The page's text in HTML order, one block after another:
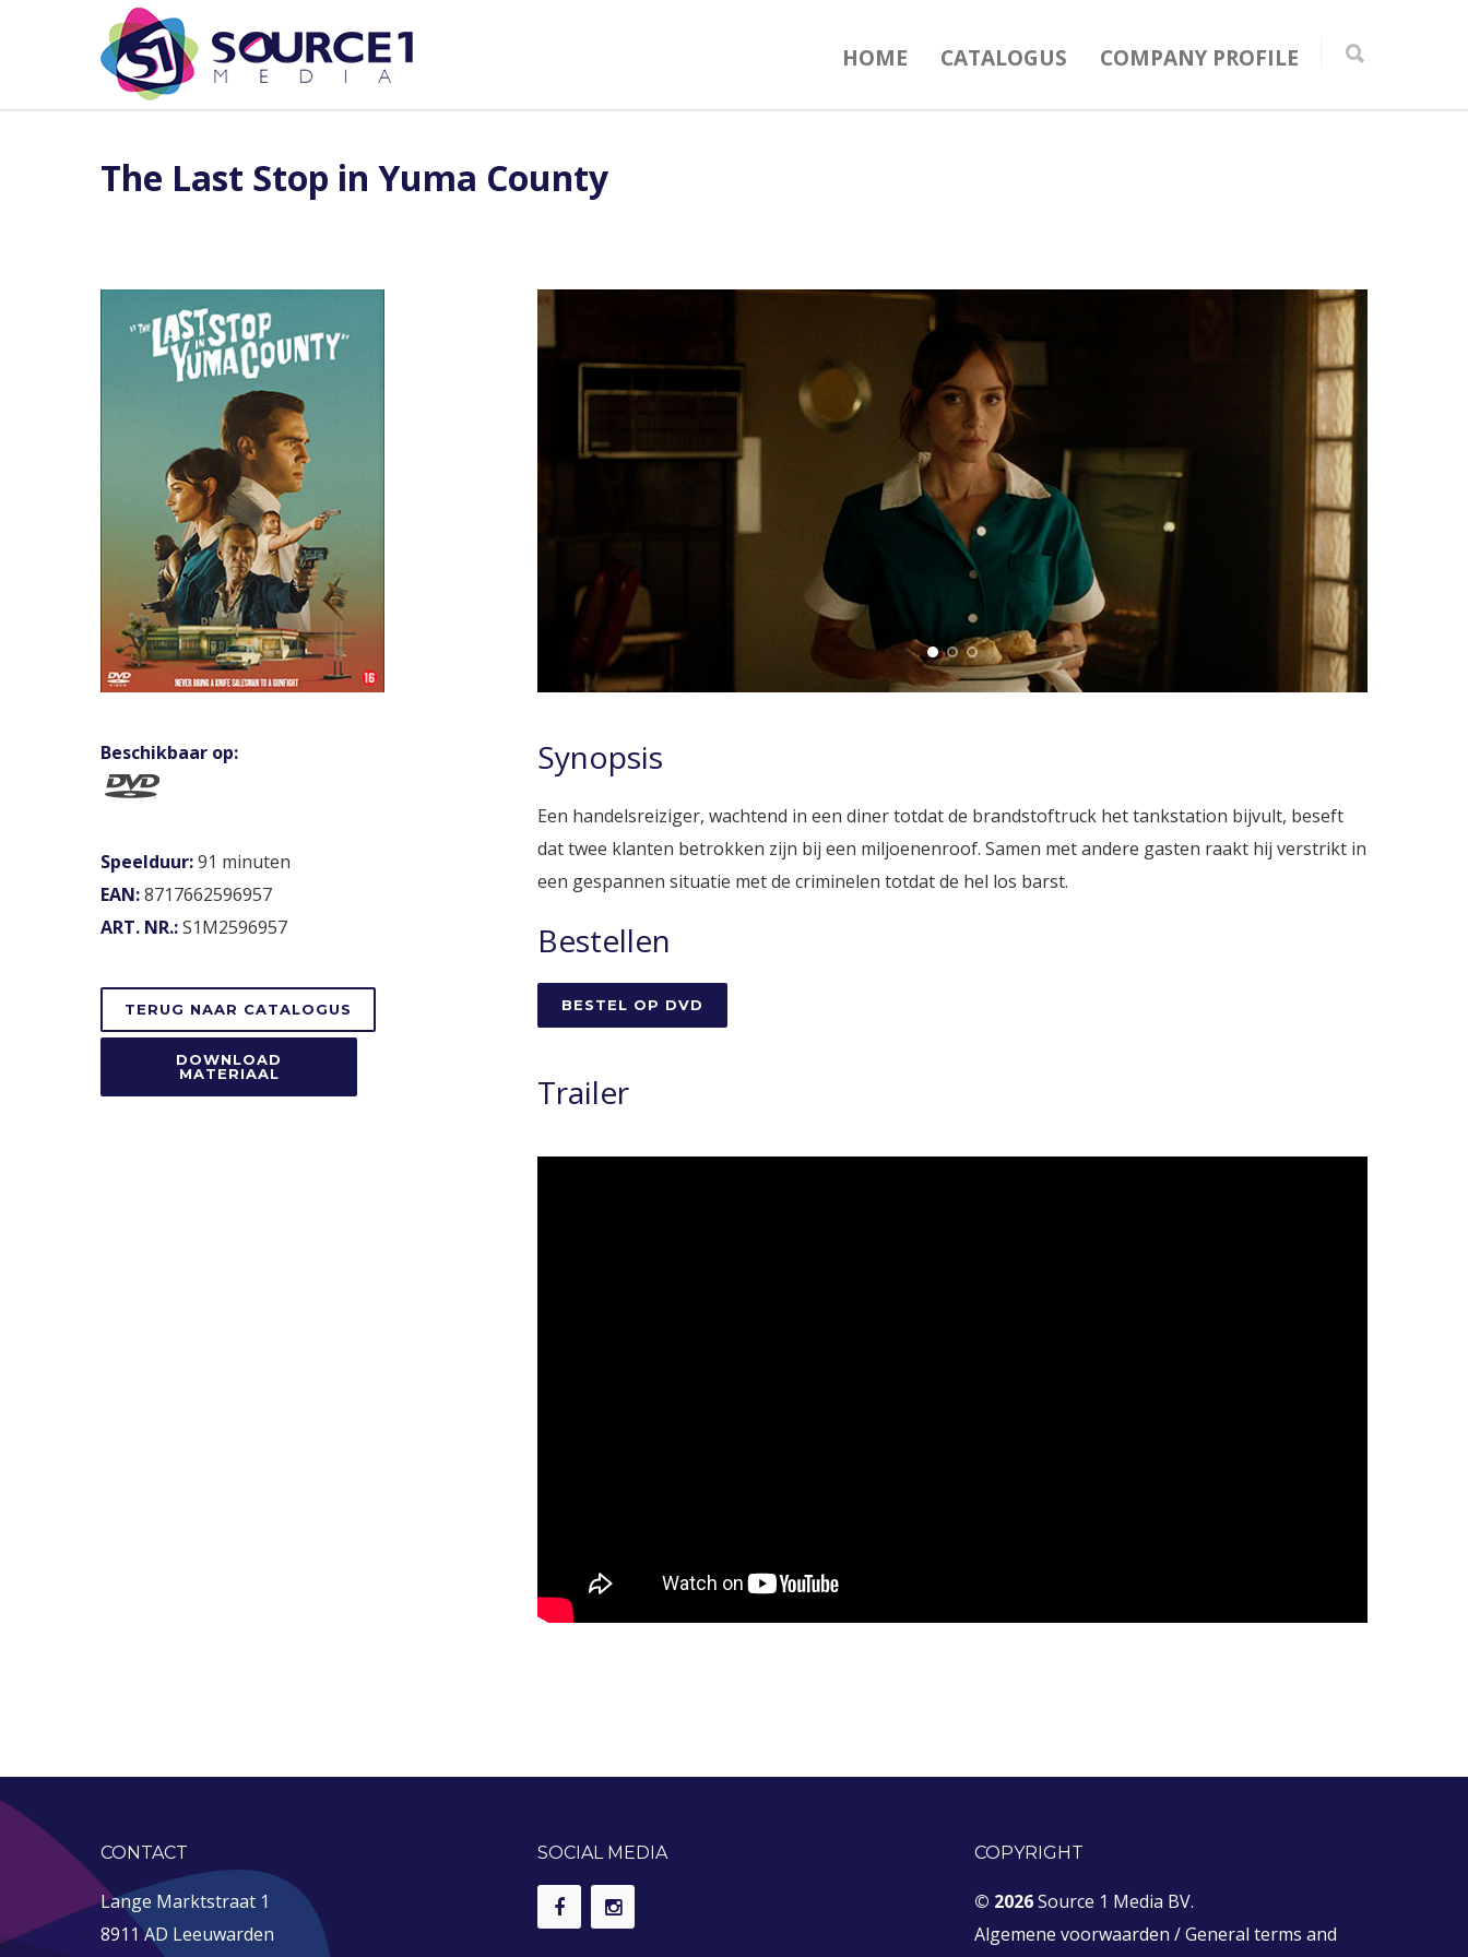
HOME CATALOGUS COMPANY PROFILE
The Last Stop in Yuma County
Beschikbaar op:
Speelduur:91 minuten
EAN:8717662596957
ART. NR.:S1M2596957
TERUG NAAR CATALOGUS
DOWNLOAD
MATERIAAL
Synopsis
Een handelsreiziger, wachtend in een diner totdat de brandstoftruck het tankstation bijvult, beseft
dat twee klanten betrokken zijn bij een miljoenenroof. Samen met andere gasten raakt hij verstrikt in
een gespannen situatie met de criminelen totdat de hel los barst.
Bestellen
BESTEL OP DVD
Trailer
CONTACT
Lange Marktstraat 1
8911 AD Leeuwarden
SOCIAL MEDIA COPYRIGHT
© 2026Source 1 Media BV.
Algemene voorwaarden /General terms and